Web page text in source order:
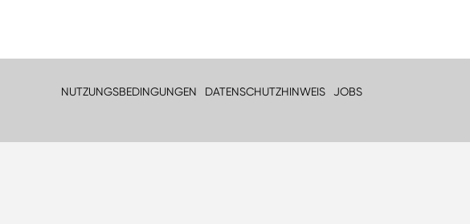
NUTZUNGSBEDINGUNGEN DATENSCHUTZHINWEIS JOBS